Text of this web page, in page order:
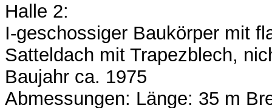
Halle 2:
I-geschossiger Baukörper mit
Satteldach mit Trapezblech,
Baujahr ca. 1975
Abmessungen: Länge: 35 m